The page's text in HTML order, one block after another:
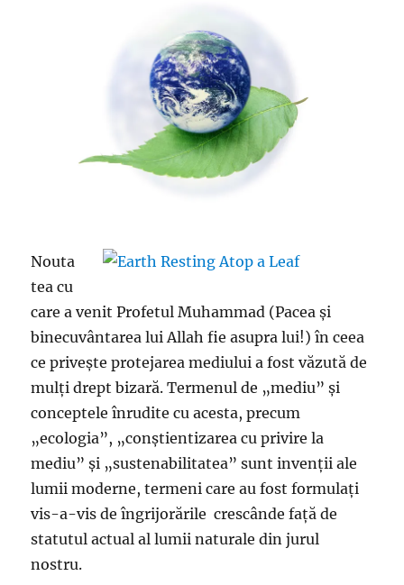
Nouta
tea cu
care a venit Profetul Muhammad (Pacea și
binecuvântarea lui Allah fie asupra lui!) în ceea
ce privește protejarea mediului a fost văzută de
mulți drept bizară. Termenul de „mediu” și
conceptele înrudite cu acesta, precum
„ecologia”, „conștientizarea cu privire la
mediu” și „sustenabilitatea” sunt invenții ale
lumii moderne, termeni care au fost formulați
vis-a-vis de îngrijorările crescânde față de
statutul actual al lumii naturale din jurul
nostru.